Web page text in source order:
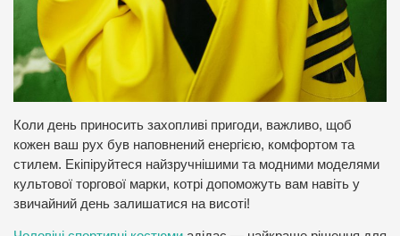
Коли день приносить захопливі пригоди, важливо, щоб
кожен ваш рух був наповнений енергією, комфортом та
стилем. Екіпіруйтеся найзручнішими та модними моделями
культової торгової марки, котрі допоможуть вам навіть у
звичайний день залишатися на висоті!